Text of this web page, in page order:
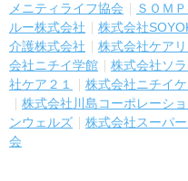
メニティライフ協会
ＳＯＭ
ルー株式会社
株式会社
介護株式会社
株式会社ケア
会社ニチイ学館
株式会社ソラ
社ケア２１
株式会社ニチイ
株式会社川島コーポレーシ
ンウェルズ
株式会社スーパ
会